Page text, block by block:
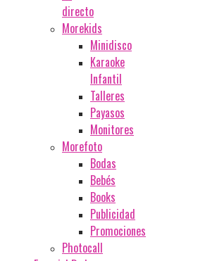
directo
Morekids
Minidisco
Karaoke
Infantil
Talleres
Payasos
Monitores
Morefoto
Bodas
Bebés
Books
Publicidad
Promociones
Photocall